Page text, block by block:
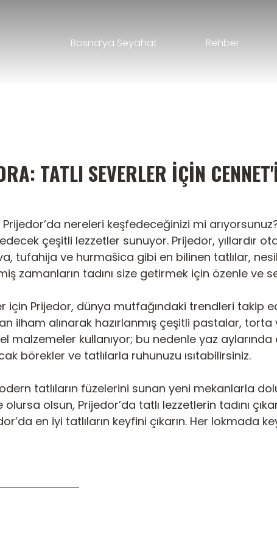
Bosna’ya Seyahat Rehber
TATLI SEVERLER IÇIN
Prijedor’da nereleri keşfedeceğinizi mi
çeşitli lezzetler sunuyor. Prijedor, yıllardır
tufahija ve hurmašica gibi en bilinen tatlılar,
zamanların tadını size getirmek için özenle ve
için Prijedor, dünya mutfağındaki trendleri takip
ilham alınarak hazırlanmış çeşitli pastalar, torta
malzemeler kullanıyor; bu nedenle yaz aylarında
börekler ve tatlılarla ruhunuzu ısıtabilirsiniz.
tatlıların füzelerini sunan yeni mekanlarla
olsun, Prijedor’da tatlı lezzetlerin tadını
en iyi tatlıların keyfini çıkarın. Her lokmada